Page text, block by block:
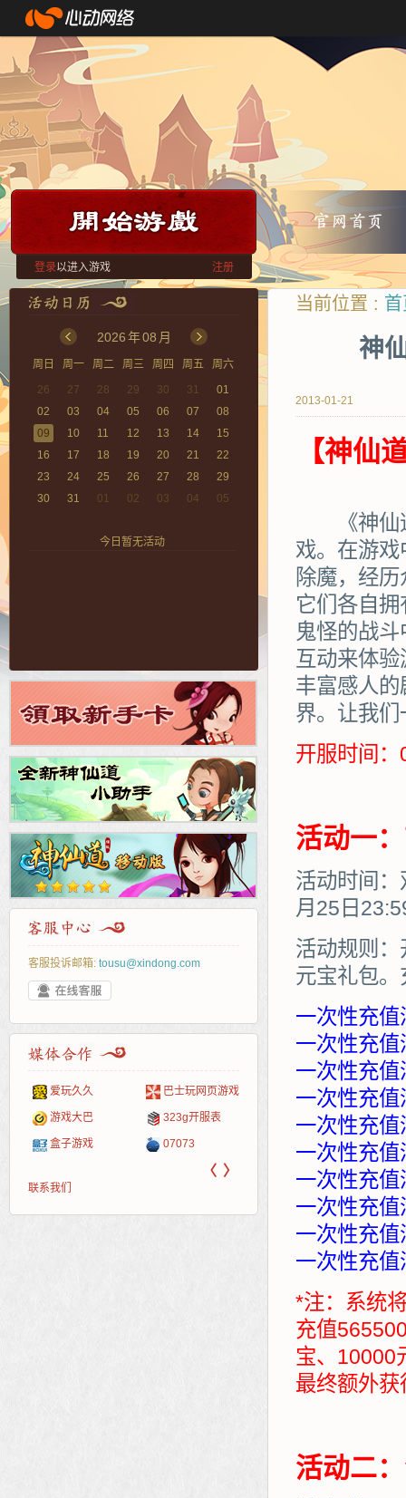
登录以进入游戏 注册
2026年08 月
周日 周一 周二 周三 周四 周五
周六
26
27 28 29 30 31
01
02
03 04 05 06 07
08
09
10 11 12 13 14
15
16
17 18 19 20 21
22
23
24 25 26 27 28
29
30
31 01 02 03 04 05
今日暂无活动
客服投诉邮箱: tousu@xindong.com
爱玩久久 巴士玩网页游戏
游戏大巴 323g开服表
盒子游戏 07073
265G 页游网
新浪游戏
网易游戏
多玩
中华网
Cwan
游一游
游侠网页游戏 40407
5617网游网 一游网
开服网
斗蟹网页游戏 游戏
〈 〉
联系我们
当前位置 :
神
2013-01-21
【神仙
《神仙道
戏。在游
除魔，经
它们各自
鬼怪的战
互动来体
丰富感人
界。让我们
开服时间
活动一
活动时间
月25日
活动规则
元宝礼包
一次性充
一次性充
一次性充
一次性充
一次性充
一次性充
一次性充
一次性充
一次性充
一次性充
*注：系统
充值
宝、10000
最终额外
活动二